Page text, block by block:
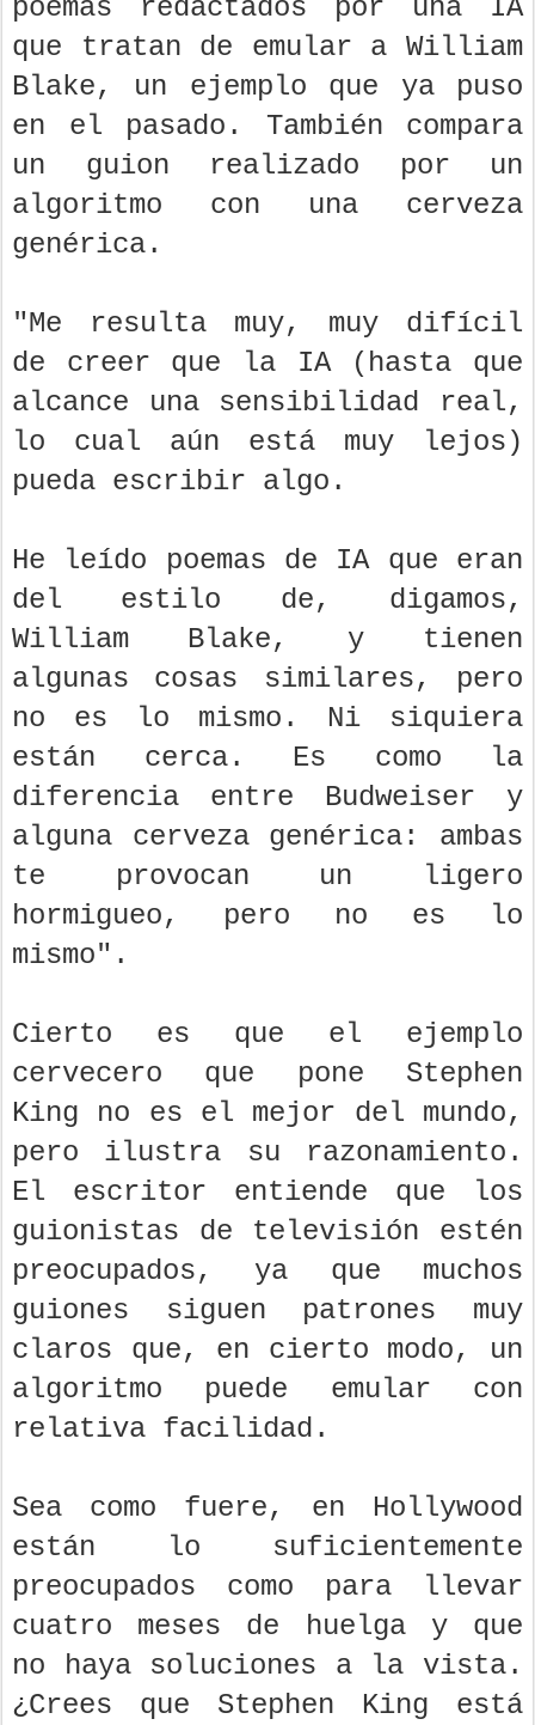
poemas redactados por una IA
que tratan de emular a William
Blake, un ejemplo que ya puso
en el pasado. También compara
un guion realizado por un
algoritmo con una cerveza
genérica.
"Me resulta muy, muy difícil
de creer que la IA (hasta que
alcance una sensibilidad real,
lo cual aún está muy lejos)
pueda escribir algo.
He leído poemas de IA que eran
del estilo de, digamos,
William Blake, y tienen
algunas cosas similares, pero
no es lo mismo. Ni siquiera
están cerca. Es como la
diferencia entre Budweiser y
alguna cerveza genérica: ambas
te provocan un ligero
hormigueo, pero no es lo
mismo".
Cierto es que el ejemplo
cervecero que pone Stephen
King no es el mejor del mundo,
pero ilustra su razonamiento.
El escritor entiende que los
guionistas de televisión estén
preocupados, ya que muchos
guiones siguen patrones muy
claros que, en cierto modo, un
algoritmo puede emular con
relativa facilidad.
Sea como fuere, en Hollywood
están lo suficientemente
preocupados como para llevar
cuatro meses de huelga y que
no haya soluciones a la vista.
¿Crees que Stephen King está